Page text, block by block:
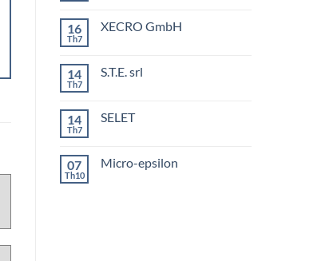
luận
16
Th7
XECRO GmbH
luận
14
Th7
S.T.E. srl
luận
14
Th7
SELET
luận
07
Th10
Micro-epsilon